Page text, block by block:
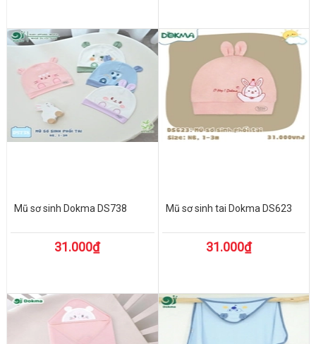
Mũ sơ sinh Dokma DS738
31.000₫
Mũ sơ sinh tai Dokma DS623
31.000₫